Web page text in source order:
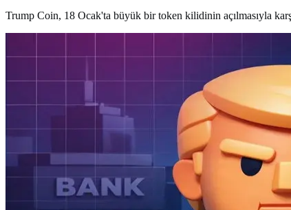
Trump Coin, 18 Ocak'ta büyük bir token kilidinin açılmasıyla